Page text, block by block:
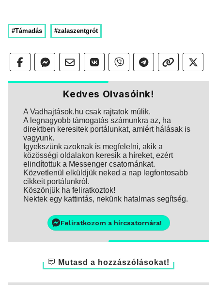
#Támadás #zalaszentgrót
Kedves Olvasóink!
A Vadhajtások.hu csak rajtatok múlik.
A legnagyobb támogatás számunkra az, ha
direktben keresitek portálunkat, amiért hálásak is
vagyunk.
Igyekszünk azoknak is megfelelni, akik a
közösségi oldalakon keresik a híreket, ezért
elindítottuk a Messenger csatornánkat.
Közvetlenül elküldjük neked a nap legfontosabb
cikkeit portálunkról.
Köszönjük ha feliratkoztok!
Nektek egy kattintás, nekünk hatalmas segítség.
Feliratkozom a hírcsatornára!
Mutasd a hozzászólásokat!